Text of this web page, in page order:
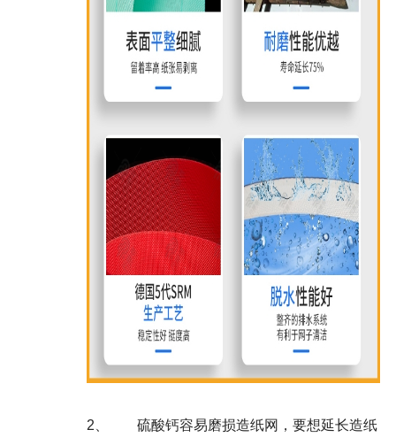
2、
硫酸钙容易磨损造纸网，要想延长造纸